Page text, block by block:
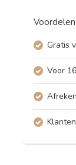
Gratis
Voor